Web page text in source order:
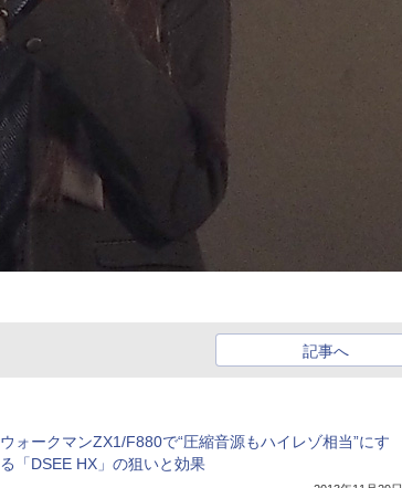
記事へ
ウォークマンZX1/F880で“圧縮音源もハイレゾ相当”にす
る「DSEE HX」の狙いと効果